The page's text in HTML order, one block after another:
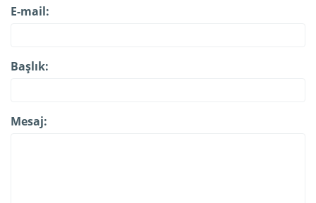
E-mail:
Başlık:
Mesaj: